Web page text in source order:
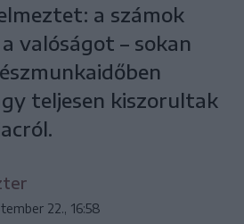
a számok
valóságot – sokan
teljesen kiszorultak
22., 16:58